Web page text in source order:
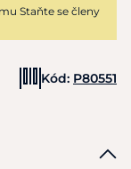
Staňte se členy
Kód: P80551